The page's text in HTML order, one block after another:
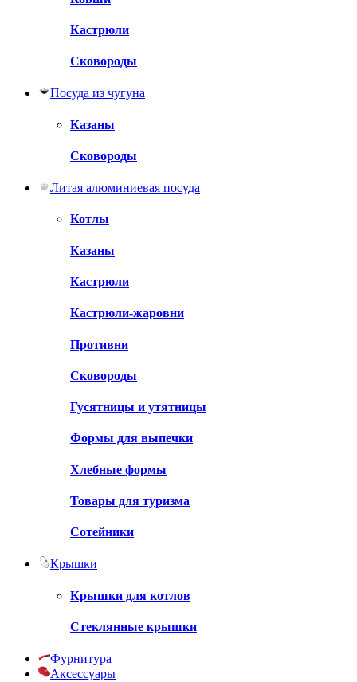
Кастрюли
Сковороды
Посуда из чугуна
Казаны
Сковороды
Литая алюминиевая посуда
Котлы
Казаны
Кастрюли
Кастрюли-жаровни
Противни
Сковороды
Гусятницы и утятницы
Формы для выпечки
Хлебные формы
Товары для туризма
Сотейники
Крышки
Крышки для котлов
Стеклянные крышки
Фурнитура
Аксессуары